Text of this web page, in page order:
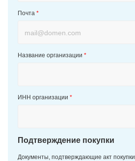
Почта *
Название организации *
ИНН организации *
Подтверждение покупки
Документы, подтверждающие акт покупки